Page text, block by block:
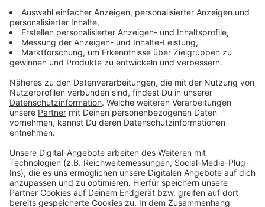
Wir benötigen Ihre
Zustimmung, um den YouTube
Video-Service zu laden!
Wir verwenden einen Service eines
einzubetten. Dieser Service kann
Daten zu Ihren Aktivitäten
sammeln. Bitte lesen Sie die
Video anzusehen.
Mehr Informationen
Harry Styles - As It Was (Official Video)